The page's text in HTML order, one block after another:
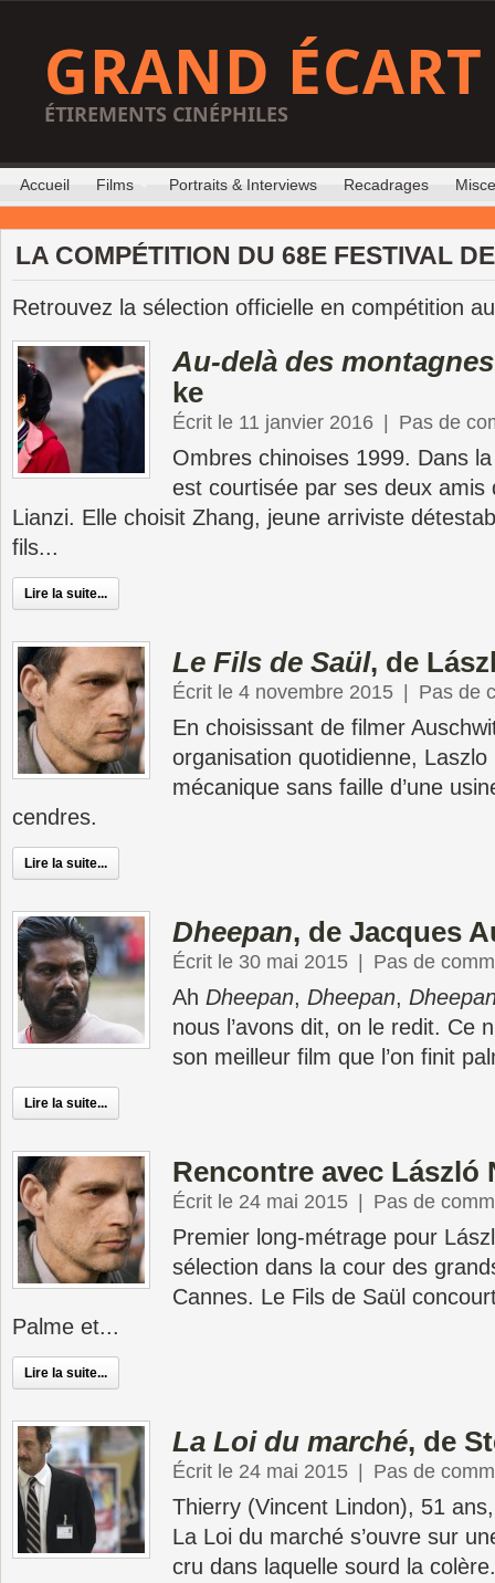
GRAND ÉCART
ÉTIREMENTS CINÉPHILES
Accueil Films Portraits & Interviews Recadrages
LA COMPÉTITION DU 68E FESTIVAL
Retrouvez la sélection officielle en compétition
Au-delà des montagnes
ke
Écrit le 11 janvier 2016 Pas de
Ombres chinoises 1999. Dans
est courtisée par ses deux amis
Lianzi. Elle choisit Zhang, jeune arriviste
fils...
Lire la suite...
Le Fils de Saül, de
Écrit le 4 novembre 2015 Pas de
En choisissant de filmer
organisation quotidienne,
mécanique sans faille d’une
cendres.
Lire la suite...
Dheepan, de Jacques
Écrit le 30 mai 2015 Pas de
Ah Dheepan, Dheepan,
nous l’avons dit, on le redit. Ce
son meilleur film que l’on finit
Lire la suite...
Rencontre avec László
Écrit le 24 mai 2015 Pas de
Premier long-métrage pour
sélection dans la cour des
Cannes. Le Fils de Saül
Palme et...
Lire la suite...
La Loi du marché, de
Écrit le 24 mai 2015 Pas de
Thierry (Vincent Lindon), 51
La Loi du marché s’ouvre sur
cru dans laquelle sourd la